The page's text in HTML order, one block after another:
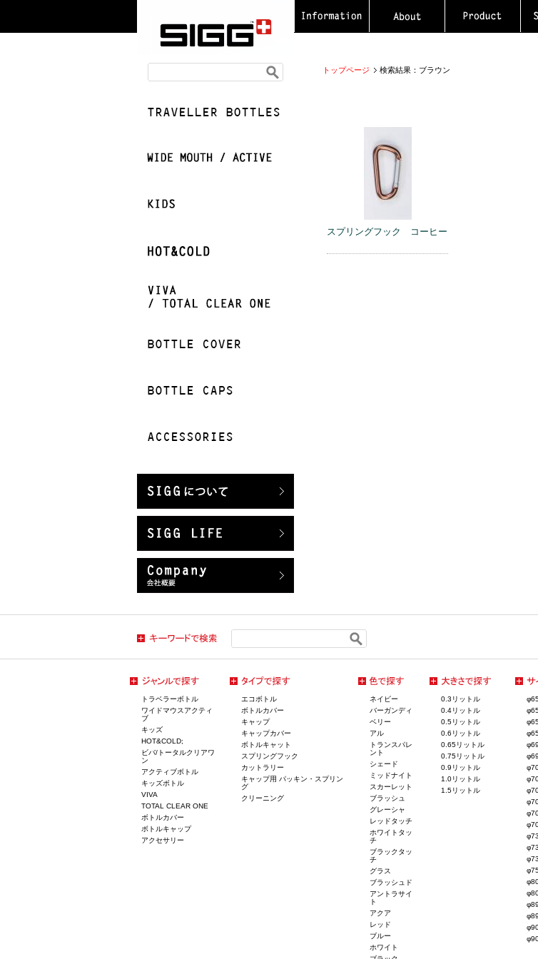
トップページ 検索結果：ブラウン
スプリングフック コーヒー
トラベラーボトル
ワイドマウスアクティ
ブ
キッズ
HOT&COLD;
ビバ/トータルクリアワ
ン
アクティブボトル
キッズボトル
VIVA
TOTAL CLEAR ONE
ボトルカバー
ボトルキャップ
アクセサリー
エコボトル
ボトルカバー
キャップ
キャップカバー
ボトルキャット
スプリングフック
カットラリー
キャップ用 パッキン・スプリン
グ
クリーニング
ネイビー
バーガンディ
ベリー
アル
トランスパレ
ント
シェード
ミッドナイト
スカーレット
ブラッシュ
グレーシャ
レッドタッチ
ホワイトタッ
チ
ブラックタッ
チ
グラス
ブラッシュド
アントラサイ
ト
アクア
レッド
ブルー
ホワイト
0.3リットル
0.4リットル
0.5リットル
0.6リットル
0.65リットル
0.75リットル
0.9リットル
1.0リットル
1.5リットル